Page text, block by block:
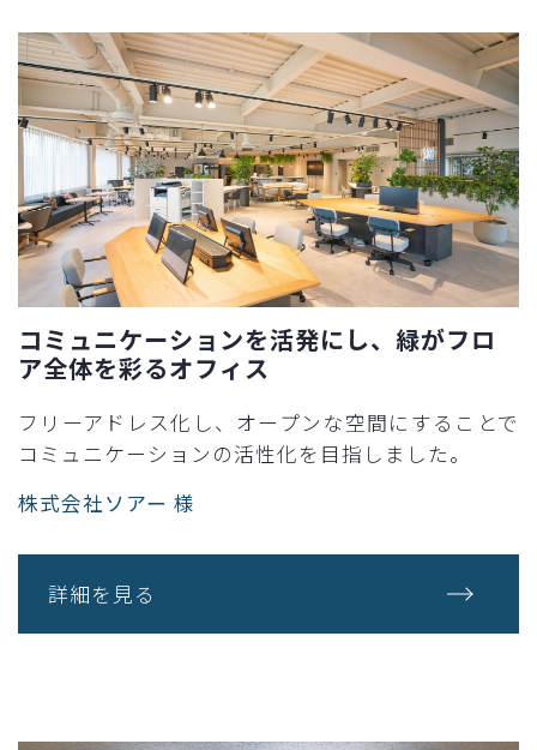
コミュニケーションを活発にし、緑がフロ
ア全体を彩るオフィス​
フリーアドレス化し、オープンな空間にすることで
コミュニケーションの活性化を目指しました。​
株式会社ソアー 様
詳細を見る